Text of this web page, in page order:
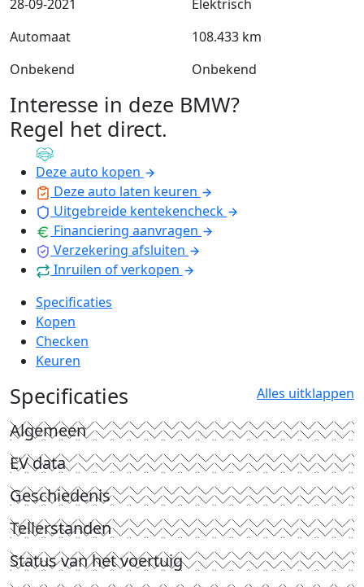
28-09-2021
Elektrisch
Automaat
108.433 km
Onbekend
Onbekend
Interesse in deze BMW?
Regel het direct.
Deze auto kopen
Deze auto laten keuren
Uitgebreide kentekencheck
Financiering aanvragen
Verzekering afsluiten
Inruilen of verkopen
Specificaties
Kopen
Checken
Keuren
Specificaties Alles uitklappen
Algemeen
EV data
Geschiedenis
Tellerstanden
Status van het voertuig